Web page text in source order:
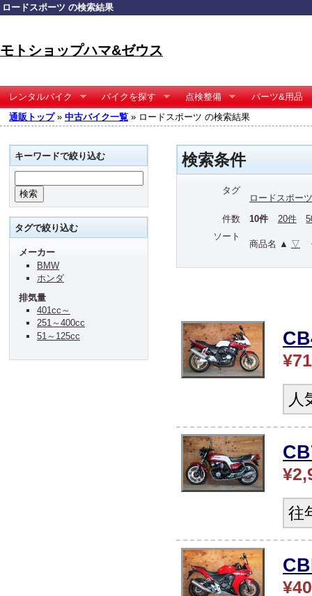
ロードスポーツ の検索結果
モトショップハマ&ゼウス
レンタルバイク バイクを探す 点検整備
パーツ&用品
通販トップ» 中古バイク一覧 » ロードスポーツ の検索結果
検索条件
タグ
ロードスポーツ
件数
10件 20件
ソート
商品名 ▲ ▽
人
往
キーワードで絞り込む
タグで絞り込む
メーカー
BMW
ホンダ
排気量
401cc～
251～400cc
51～125cc